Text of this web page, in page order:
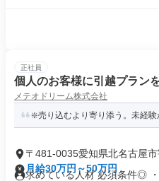
正社員
個人のお客様に引越プラン
メテオドリーム株式会社
❇️売り込むより寄り添う。未経
〒481-0035愛知県北名古屋
月給30万円～50万円
求めている人材 必須条件◎